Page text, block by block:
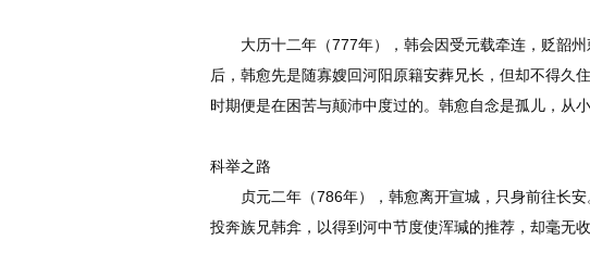
大历十二年（777年），韩会因受元载牵连，贬韶州
后，韩愈先是随寡嫂回河阳原籍安葬兄长，但却不得久
时期便是在困苦与颠沛中度过的。韩愈自念是孤儿，从
科举之路
贞元二年（786年），韩愈离开宣城，只身前往长安
投奔族兄韩弇，以得到河中节度使浑瑊的推荐，却毫无收